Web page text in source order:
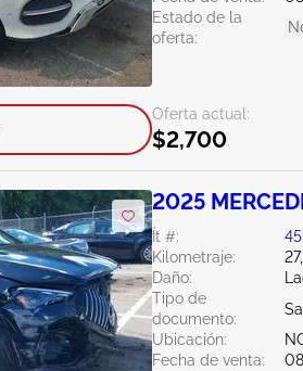
Estado de la
oferta:
Oferta actual:
$2,700
2025
Ít #:
Kilometraje:
Daño:
Tipo de
documento:
Ubicación:
Fecha de venta: